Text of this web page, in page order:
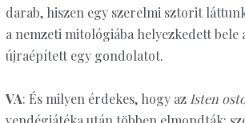
darab, hiszen egy szerelmi sztorit
a nemzeti mitológiába helyezkedett bele
újraépített egy gondolatot.
VA: És milyen érdekes, hogy az Isten